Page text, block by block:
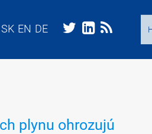
SK EN DE
SK EN DE
plynu ohrozujú